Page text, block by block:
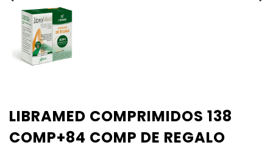
LIBRAMED COMPRIMIDOS 138
COMP+84 COMP DE REGALO